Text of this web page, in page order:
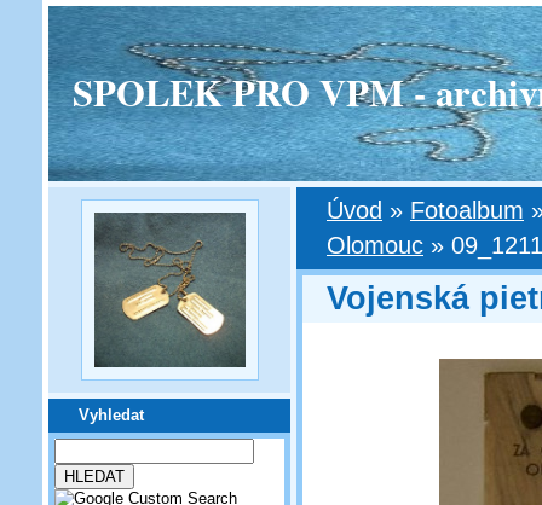
SPOLEK PRO VPM -
Vyhledat
Úvod » Fotoalbum
Olomouc »
Vojenská